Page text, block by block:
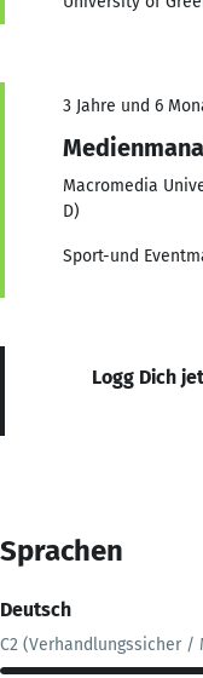
3 Jahre und 6
Macromedia
D)
Sport-und
Logg Dich
Sprachen
Deutsch
C2 (Verhandlungssicher /